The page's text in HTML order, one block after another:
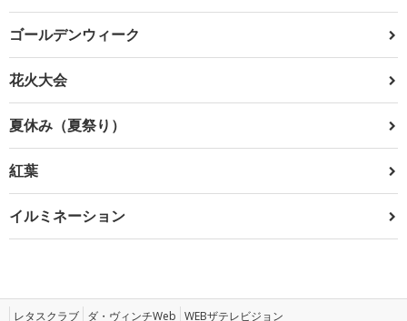
ゴールデンウィーク
花火大会
夏休み（夏祭り）
紅葉
イルミネーション
レタスクラブ ダ・ヴィンチWeb WEBザテレビジョン